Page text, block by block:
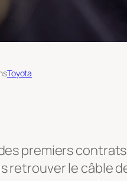
Toyota
premiers
retrouver le câble